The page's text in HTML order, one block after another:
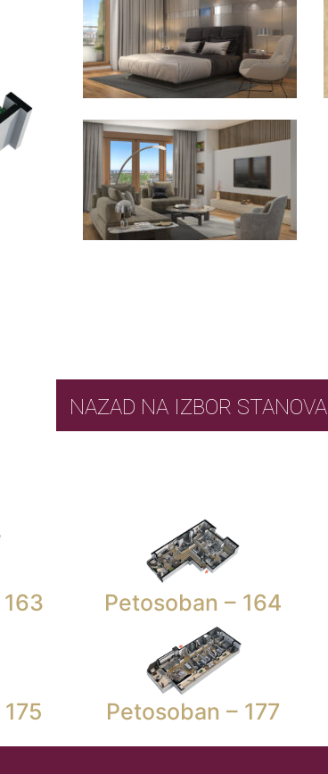
NAZAD NA IZBOR STANOVA
Petosoban – 164
Petosoban – 177